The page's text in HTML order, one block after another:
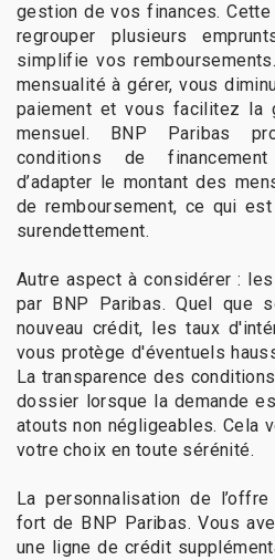
gestion de vos finances.
regrouper plusieurs
simplifie vos
mensualité à gérer, vous
paiement et vous facilitez la
mensuel. BNP Paribas
conditions de
d’adapter le montant des
de remboursement, ce qui
surendettement.
Autre aspect à considérer :
par BNP Paribas. Quel que
nouveau crédit, les taux
vous protège d'éventuels
La transparence des
dossier lorsque la demande
atouts non négligeables. Cela
votre choix en toute sérénité.
La personnalisation de
fort de BNP Paribas. Vous
une ligne de crédit